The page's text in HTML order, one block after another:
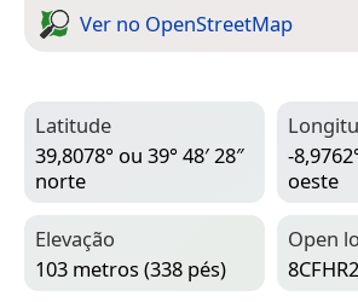
Ver no Open­Street­Map
Latitude
39,8078° ou 39° 48′ 28″
norte
-
oeste
Elevação
103 metros (338 pés)
Open